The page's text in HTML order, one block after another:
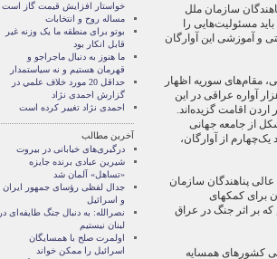
سازمان ملل
مسئولیت‌هایی را
و آموزشی این آوارگان
مقام‌های سوریه اظهار
حدود یک میلیون و 200 هزار آواره عراقی در این
آواره در اردن اقامت گزیده‌اند.
از جامعه جهانی
از آوارگان،
پناهندگان سازمان
برای کمکهای
که بر اثر جنگ در عراق
کشورهای همسایه
خواستار افزایش قیمت گاز است
مساله روح و انتخابات
بوتو برای منطقه ما یک وزنه غیر
قابل انکار بود
ما هنوز به دنبال ماجراجو و
قهرمان هستيم و نه سياستمدار
حداقل 20 مورد خلاف علمي در
گزارش احمدی نژاد
احمدی نژاد تغییر کرده است
آخرین مطالب
درگیری‌های خیابانی در بیروت
شیرین عبادی برنده جایزه
«تساهل» آلمان شد
جدال لفظی رؤسای جمهور ایران
و اسرائیل
نصرالله: به دنبال جنگ طایفه‌ای در
لبنان نیستیم
اولمرت صلح با همسایگان
اسرائیل را ممکن خواند